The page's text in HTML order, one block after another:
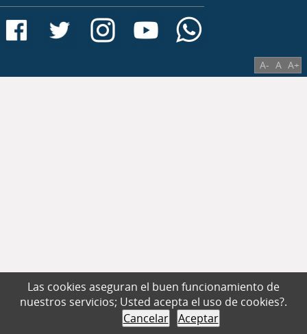
A- A A+
Las cookies aseguran el buen funcionamiento de
nuestros servicios; Usted acepta el uso de cookies?.
Cancelar
Aceptar